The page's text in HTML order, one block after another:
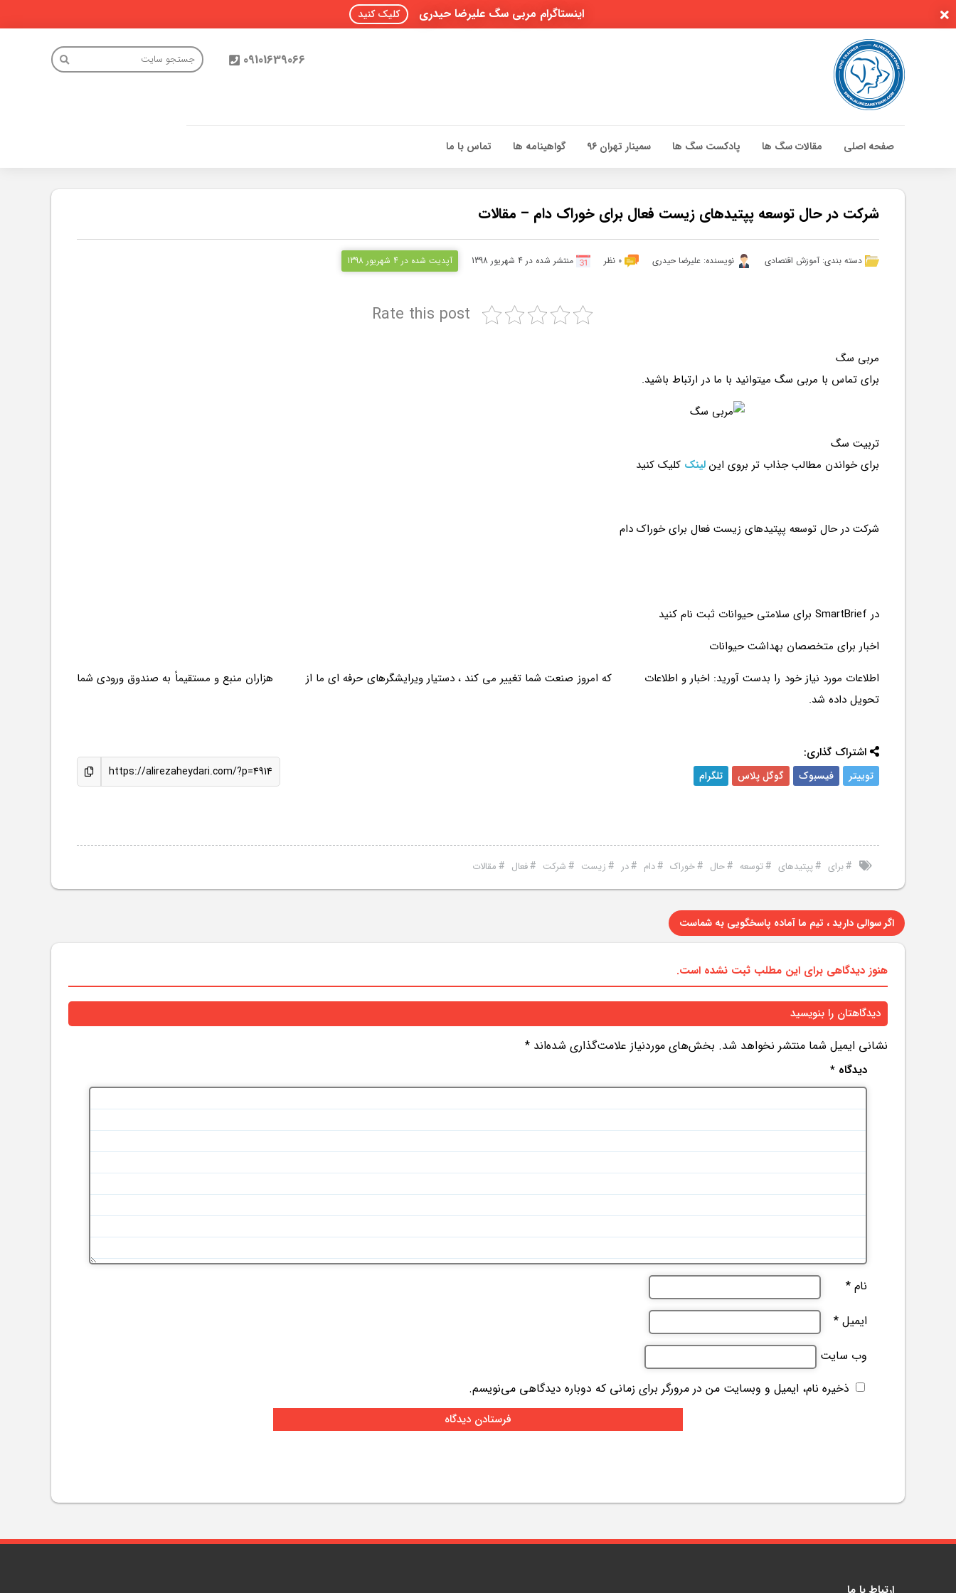
اینستاگرام مربی سگ علیرضا حیدری کلیک کنید
09101639066
صفحه اصلی مقالات سگ ها پادکست سگ ها سمینار تهران 96 گواهینامه ها تماس با ما
مقالات سگ ها
پادکست سگ هاشرکت در حال توسعه پپتیدهای زیست فعال برای خوراک دام – مقالات
دسته بندی: آموزش اقتصادی نویسنده: علیرضا حیدری 0 نظر منتشر شده در 4 شهریور 1398 آپدیت شده در 4 شهریور 1398
Rate this post
مربی سگ
برای تماس با مربی سگ میتوانید با ما در ارتباط باشید.
تربیت سگ
برای خواندن مطالب جذاب تر بروی این لینک کلیک کنید
در SmartBrief برای سلامتی حیوانات ثبت نام کنید
اخبار برای متخصصان بهداشت حیوانات
اطلاعات مورد نیاز خود را بدست آورید: اخبار و اطلاعات که امروز صنعت شما تغییر می کند ، دستیار ویرایشگرهای حرفه ای ما از هزاران منبع و مستقیماً به صندوق ورودی شما
تحویل داده شد.
اشتراک گذاری:
توییتر فیسبوک گوگل پلاس تلگرام https://alirezaheydari.com/?p=4914
#برای #پپتیدهای #توسعه #حال #خوراک #دام #در #زیست #شرکت #فعال #مقالات
اگر سوالی دارید ، تیم ما آماده پاسخگویی به شماست
هنوز دیدگاهی برای این مطلب ثبت نشده است.
دیدگاهتان را بنویسید
نشانی ایمیل شما منتشر نخواهد شد. بخش‌های موردنیاز علامت‌گذاری شده‌اند *
دیدگاه *
نام *
ایمیل *
وب‌ سایت
ذخیره نام، ایمیل و وبسایت من در مرورگر برای زمانی که دوباره دیدگاهی می‌نویسم.